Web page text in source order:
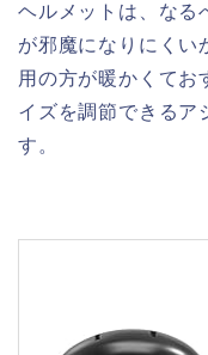
ヘルメットは、なる
が邪魔になりにくい
用の方が暖かくてお
イズを調節できるア
す。